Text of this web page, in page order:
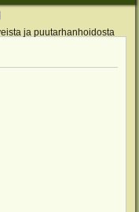
ja puutarhanhoidosta